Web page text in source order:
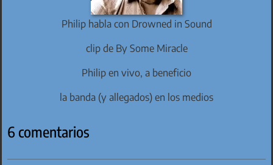
Philip habla con Drowned in Sound
clip de By Some Miracle
Philip en vivo, a beneficio
la banda (y allegados) en los medios
6 comentarios